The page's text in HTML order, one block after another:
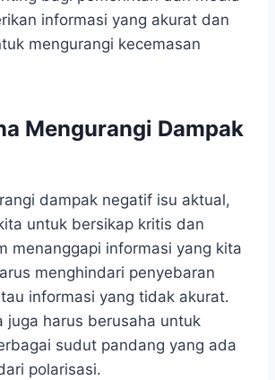
informasi yang akurat dan
mengurangi kecemasan
Mengurangi Dampak
dampak negatif isu aktual,
untuk bersikap kritis dan
menanggapi informasi yang kita
menghindari penyebaran
informasi yang tidak akurat.
juga harus berusaha untuk
sudut pandang yang ada
polarisasi.